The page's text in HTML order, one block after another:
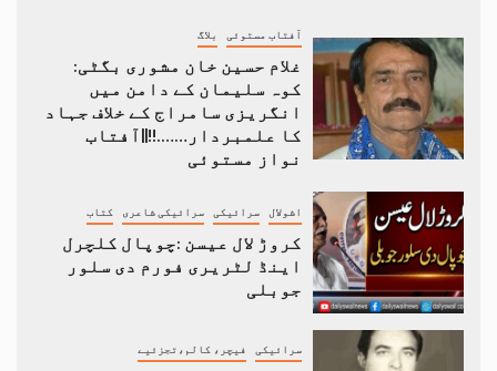
آفتاب مستوئی بلاگ
غلام حسین خان مشوری بگٹی:
کوہ سلیمان کے دامن میں
انگریزی سامراج کے خلاف جہاد
کا علمبردار…….!!||آفتاب
نواز مستوئی
اشولال سرائیکی سرائیکی شاعری کتاب
کروڑ لال عیسن :چوپال کلچرل
اینڈ لٹریری فورم دی سلور
جوبلی
سرائیکی فیچر، کالم،تجزئیے